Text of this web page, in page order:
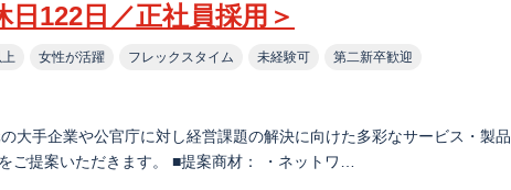
122日／正社員採用＞
女性が活躍 フレックスタイム 未経験可 第二新卒歓迎
大手企業や公官庁に対し経営課題の解決に向けた多彩なサービス・製品
ご提案いただきます。 ■提案商材： ・ネットワ…